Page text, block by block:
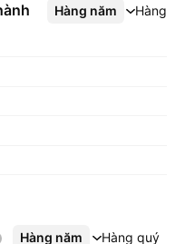
Hàng năm Hàng
Xem thêm
Hàng năm Hàng quý
Xem thêm